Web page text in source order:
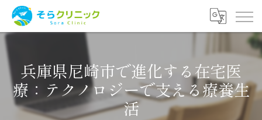
兵庫県尼崎市で進化する在宅医
療：テクノロジーで支える療養生
活